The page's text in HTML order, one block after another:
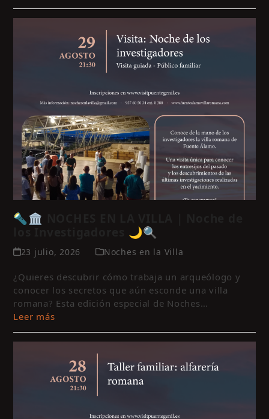
🔦🏛️ NOCHES EN LA VILLA | Noche de
los Investigadores 🌙🔍
23 julio, 2026 Noches en la Villa
¿Quieres descubrir cómo trabaja un arqueólogo y
conocer los secretos que aún esconde una villa
romana? Esta edición especial de Noches…
Leer más